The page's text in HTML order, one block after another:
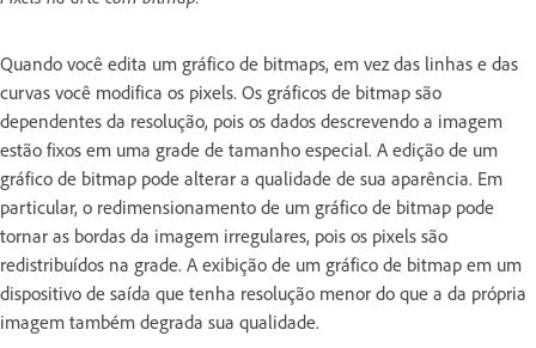
Quando você edita um gráfico de bitmaps, em vez das linhas e das
curvas você modifica os pixels. Os gráficos de bitmap são
dependentes da resolução, pois os dados descrevendo a imagem
estão fixos em uma grade de tamanho especial. A edição de um
gráfico de bitmap pode alterar a qualidade de sua aparência. Em
particular, o redimensionamento de um gráfico de bitmap pode
tornar as bordas da imagem irregulares, pois os pixels são
redistribuídos na grade. A exibição de um gráfico de bitmap em um
dispositivo de saída que tenha resolução menor do que a da própria
imagem também degrada sua qualidade.